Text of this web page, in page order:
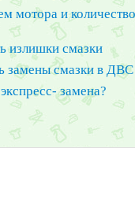
мотора и
излишки смазки
замены смазки в ДВС
замена?